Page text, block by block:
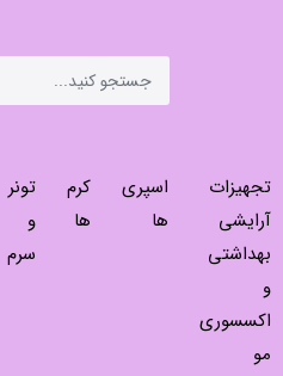
تجهیزات
آرایشی
بهداشتی
و
اکسسوری
مو
اسپری
ها
کرم
ها
تونر
و
سرم